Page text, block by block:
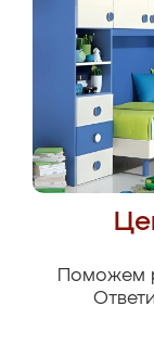
Поможем